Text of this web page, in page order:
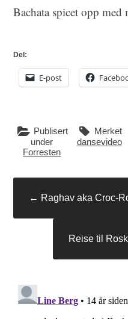
Bachata spicet opp med
Del:
E-post
Publisert
under
Forresten
Merket
dansevideo
← Raghav aka Croc-
Reise til